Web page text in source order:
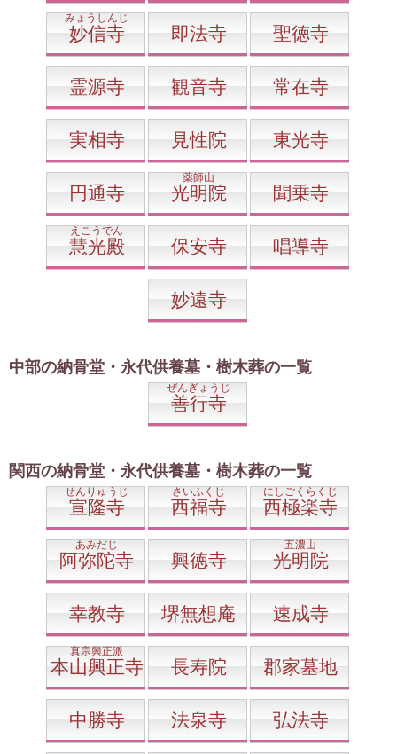
みょうしんじ
妙信寺 即法寺 聖徳寺
霊源寺 観音寺 常在寺
実相寺 見性院 東光寺
円通寺
薬師山
光明院 聞乗寺
えこうでん
慧光殿 保安寺 唱導寺
妙遠寺
中部の納骨堂・永代供養墓・樹木葬の一覧
ぜんぎょうじ
善行寺
関西の納骨堂・永代供養墓・樹木葬の一覧
せんりゅうじ
宣隆寺
さいふくじ
西福寺
にしごくらくじ
西極楽寺
あみだじ
阿弥陀寺 興徳寺
五濃山
光明院
幸教寺 堺無想庵 速成寺
真宗興正派
本山興正寺 長寿院 郡家墓地
中勝寺 法泉寺 弘法寺